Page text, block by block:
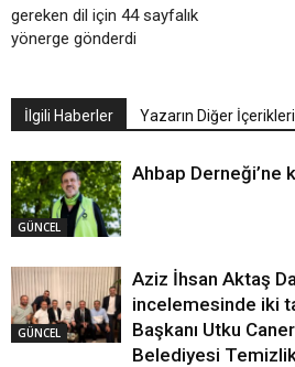
gereken dil için 44 sayfalık
yönerge gönderdi
İlgili Haberler Yazarın Diğer İçerikleri
GÜNCEL
Ahbap Derneği’ne
GÜNCEL
Aziz İhsan Aktaş
incelemesinde iki
Başkanı Utku
Belediyesi